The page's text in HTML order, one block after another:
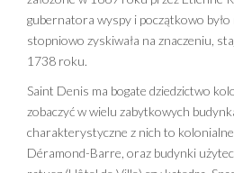
gubernatora wyspy i początkowo
stopniowo zyskiwała na znaczeniu,
1738 roku.
Saint Denis ma bogate dziedzictwo
zobaczyć w wielu zabytkowych
charakterystyczne z nich to
Déramond-Barre, oraz budynki